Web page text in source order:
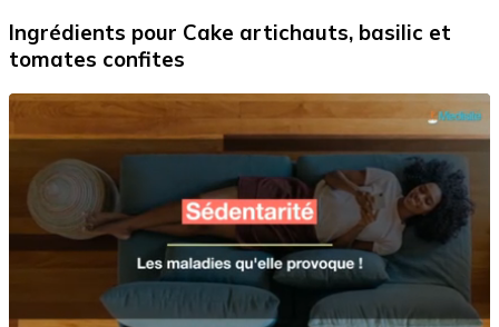
Ingrédients pour Cake artichauts, basilic et
tomates confites